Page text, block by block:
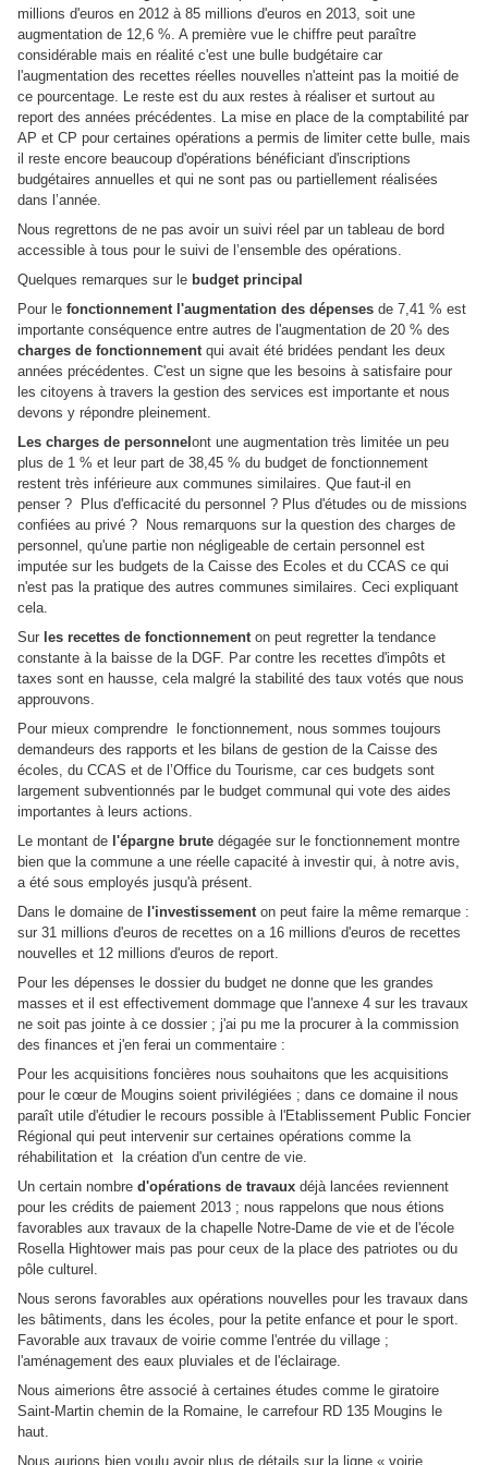
millions d'euros en 2012 à 85 millions d'euros en 2013, soit une
augmentation de 12,6 %. A première vue le chiffre peut paraître
considérable mais en réalité c'est une bulle budgétaire car
l'augmentation des recettes réelles nouvelles n'atteint pas la moitié de
ce pourcentage. Le reste est du aux restes à réaliser et surtout au
report des années précédentes. La mise en place de la comptabilité par
AP et CP pour certaines opérations a permis de limiter cette bulle, mais
il reste encore beaucoup d'opérations bénéficiant d'inscriptions
budgétaires annuelles et qui ne sont pas ou partiellement réalisées
dans l’année.
Nous regrettons de ne pas avoir un suivi réel par un tableau de bord
accessible à tous pour le suivi de l’ensemble des opérations.
Quelques remarques sur le budget principal
Pour le fonctionnement l'augmentation des dépenses de 7,41 % est
importante conséquence entre autres de l'augmentation de 20 % des
charges de fonctionnementqui avait été bridées pendant les deux
années précédentes. C'est un signe que les besoins à satisfaire pour
les citoyens à travers la gestion des services est importante et nous
devons y répondre pleinement.
Les charges de personnel ont une augmentation très limitée un peu
plus de 1 % et leur part de 38,45 % du budget de fonctionnement
restent très inférieure aux communes similaires. Que faut-il en
penser ?
Plus d'efficacité du personnel ? Plus d'études ou de missions
confiées au privé ?
Nous remarquons sur la question des charges de
personnel, qu'une partie non négligeable de certain personnel est
imputée sur les budgets de la Caisse des Ecoles et du CCAS ce qui
n'est pas la pratique des autres communes similaires. Ceci expliquant
cela.
Sur les recettes de fonctionnementon peut regretter la tendance
constante à la baisse de la DGF. Par contre les recettes d'impôts et
taxes sont en hausse, cela malgré la stabilité des taux votés que nous
approuvons.
Pour mieux comprendre
le fonctionnement, nous sommes toujours
demandeurs des rapports et les bilans de gestion de la Caisse des
écoles, du CCAS et de l’Office du Tourisme, car ces budgets sont
largement subventionnés par le budget communal qui vote des aides
importantes à leurs actions.
Le montant de l'épargne brute dégagée sur le fonctionnement montre
bien que la commune a une réelle capacité à investir qui, à notre avis,
a été sous employés jusqu'à présent.
Dans le domaine de l'investissementon peut faire la même remarque :
sur 31 millions d'euros de recettes on a 16 millions d'euros de recettes
nouvelles et 12 millions d'euros de report.
Pour les dépenses le dossier du budget ne donne que les grandes
masses et il est effectivement dommage que l'annexe 4 sur les travaux
ne soit pas jointe à ce dossier ; j'ai pu me la procurer à la commission
des finances et j'en ferai un commentaire :
Pour les acquisitions foncières nous souhaitons que les acquisitions
pour le cœur de Mougins soient privilégiées ; dans ce domaine il nous
paraît utile d'étudier le recours possible à l'Etablissement Public Foncier
Régional qui peut intervenir sur certaines opérations comme la
réhabilitation et
la création d'un centre de vie.
Un certain nombre d'opérations de travaux déjà lancées reviennent
pour les crédits de paiement 2013 ; nous rappelons que nous étions
favorables aux travaux de la chapelle Notre-Dame de vie et de l'école
Rosella Hightower mais pas pour ceux de la place des patriotes ou du
pôle culturel.
Nous serons favorables aux opérations nouvelles pour les travaux dans
les bâtiments, dans les écoles, pour la petite enfance et pour le sport.
Favorable aux travaux de voirie comme l'entrée du village ;
l'aménagement des eaux pluviales et de l'éclairage.
Nous aimerions être associé à certaines études comme le giratoire
Saint-Martin chemin de la Romaine, le carrefour RD 135 Mougins le
haut.
Nous aurions bien voulu avoir plus de détails sur la ligne « voirie